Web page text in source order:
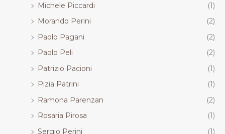
Michele Piccardi
(1)
Morando Perini
(2)
Paolo Pagani
(2)
Paolo Peli
(2)
Patrizio Pacioni
(1)
Pizia Patrini
(1)
Ramona Parenzan
(2)
Rosaria Pirosa
(1)
Sergio Perini
(1)